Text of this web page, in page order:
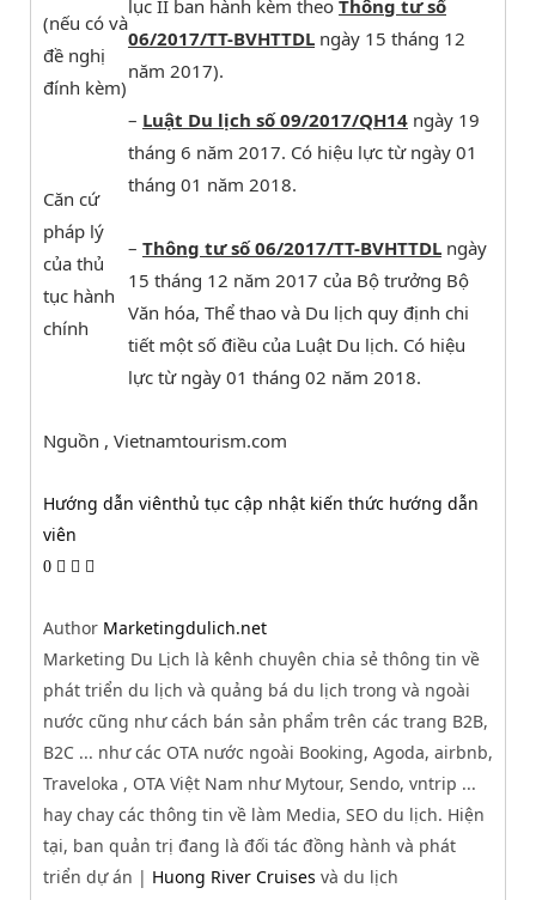
(nếu có và
đề nghị
đính kèm)
lục II ban hành kèm theo Thông tư số
06/2017/TT-BVHTTDL ngày 15 tháng 12
năm 2017).
Căn cứ
pháp lý
của thủ
tục hành
chính
– Luật Du lịch số 09/2017/QH14 ngày 19
tháng 6 năm 2017. Có hiệu lực từ ngày 01
tháng 01 năm 2018.
– Thông tư số 06/2017/TT-BVHTTDL ngày
15 tháng 12 năm 2017 của Bộ trưởng Bộ
Văn hóa, Thể thao và Du lịch quy định chi
tiết một số điều của Luật Du lịch. Có hiệu
lực từ ngày 01 tháng 02 năm 2018.
Nguồn , Vietnamtourism.com
Hướng dẫn viênthủ tục cập nhật kiến thức hướng dẫn
viên
0
Author Marketingdulich.net
Marketing Du Lịch là kênh chuyên chia sẻ thông tin về
phát triển du lịch và quảng bá du lịch trong và ngoài
nước cũng như cách bán sản phẩm trên các trang B2B,
B2C ... như các OTA nước ngoài Booking, Agoda, airbnb,
Traveloka , OTA Việt Nam như Mytour, Sendo, vntrip ...
hay chay các thông tin về làm Media, SEO du lịch. Hiện
tại, ban quản trị đang là đối tác đồng hành và phát
triển dự án | Huong River Cruises và du lịch